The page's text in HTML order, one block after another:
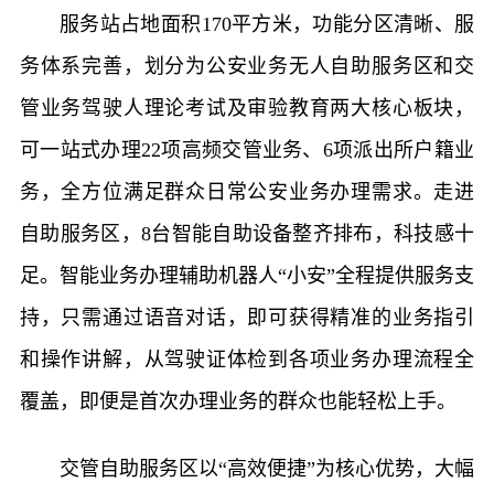
服务站占地面积170平方米，功能分区清晰、服
务体系完善，划分为公安业务无人自助服务区和交
管业务驾驶人理论考试及审验教育两大核心板块，
可一站式办理22项高频交管业务、6项派出所户籍业
务，全方位满足群众日常公安业务办理需求。走进
自助服务区，8台智能自助设备整齐排布，科技感十
足。智能业务办理辅助机器人“小安”全程提供服务支
持，只需通过语音对话，即可获得精准的业务指引
和操作讲解，从驾驶证体检到各项业务办理流程全
覆盖，即便是首次办理业务的群众也能轻松上手。
交管自助服务区以“高效便捷”为核心优势，大幅